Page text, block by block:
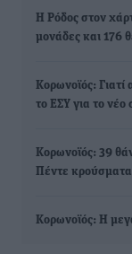
Η Ρόδος στον
μονάδες και 176
Κορωνοϊός:
το ΕΣΥ για το νέο
Κορωνοϊός: 39
Πέντε
Κορωνοϊός: Η